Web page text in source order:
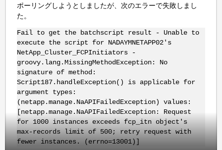
ポーリングしようとしましたが、次のエラーで失敗しまし
た。
Fail to get the batchscript result - Unable to
execute the script for NADAYMNETAPP02's
NetApp_Cluster_FCPInitiators -
groovy.lang.MissingMethodException: No
signature of method:
Script187.handleException() is applicable for
argument types:
(netapp.manage.NaAPIFailedException) values:
[netapp.manage.NaAPIFailedException: Request
for 1000 instances exceeds fcp_itn object's
max-records limit of 500; retry request with
fewer instances. (errno=13001)]